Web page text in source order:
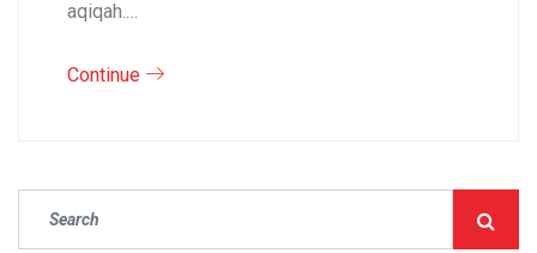
aqiqah.…
Continue